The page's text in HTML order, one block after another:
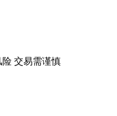
交易需谨慎